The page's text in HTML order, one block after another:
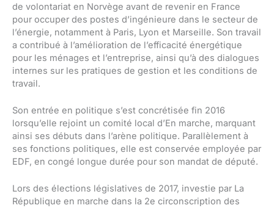
de volontariat en Norvège avant de revenir en France
pour occuper des postes d’ingénieure dans le secteur de
l’énergie, notamment à Paris, Lyon et Marseille. Son travail
a contribué à l’amélioration de l’efficacité énergétique
pour les ménages et l’entreprise, ainsi qu’à des dialogues
internes sur les pratiques de gestion et les conditions de
travail.
Son entrée en politique s’est concrétisée fin 2016
lorsqu’elle rejoint un comité local d’En marche, marquant
ainsi ses débuts dans l’arène politique. Parallèlement à
ses fonctions politiques, elle est conservée employée par
EDF, en congé longue durée pour son mandat de député.
Lors des élections législatives de 2017, investie par La
République en marche dans la 2e circonscription des